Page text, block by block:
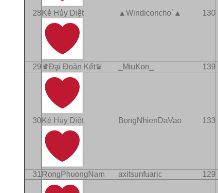
28 Kẻ Hủy Diệt ▲Windiconcho`▲ 130
29 ♛Ðḁi Ðoàn Kết♛ _MiuKon_ 139
30 Kẻ Hủy Diệt BongNhienDaVao 133
31 RongPhuongNam axitsunfuaric 129